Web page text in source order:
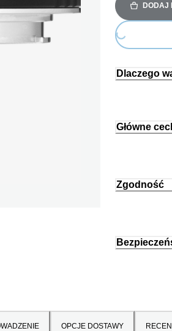
DODAJ
Loading...
Dlaczego
Główne
Zgodność
OPCJE DOSTAWY